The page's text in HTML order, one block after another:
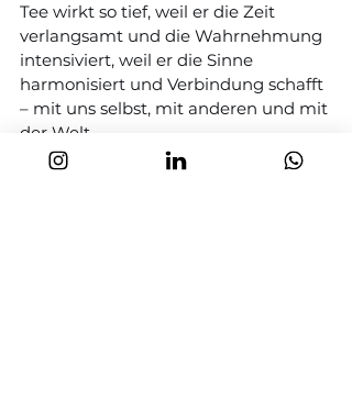
Tee wirkt so tief, weil er die Zeit
verlangsamt und die Wahrnehmung
intensiviert, weil er die Sinne
harmonisiert und Verbindung schafft
– mit uns selbst, mit anderen und mit
der Welt.
So entsteht Frieden – nicht allein